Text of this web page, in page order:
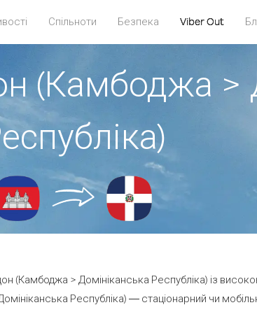
Спільноти Безпека Viber Out
(Камбоджа >
(Камбоджа > Домініканська Республіка) із
Республіка) — стаціонарний чи